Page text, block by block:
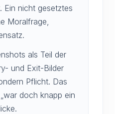
Ein nicht gesetztes
Moralfrage,
als Teil der
und Exit-Bilder
Pflicht. Das
doch knapp ein